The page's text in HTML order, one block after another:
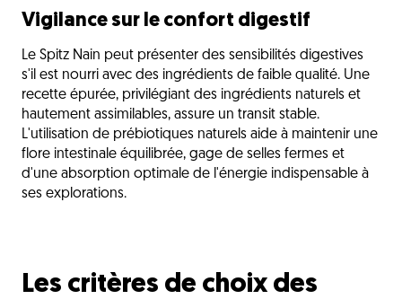
Vigilance sur le confort digestif
Le Spitz Nain peut présenter des sensibilités digestives
s'il est nourri avec des ingrédients de faible qualité. Une
recette épurée, privilégiant des ingrédients naturels et
hautement assimilables, assure un transit stable.
L'utilisation de prébiotiques naturels aide à maintenir une
flore intestinale équilibrée, gage de selles fermes et
d'une absorption optimale de l'énergie indispensable à
ses explorations.
Les critères de choix des